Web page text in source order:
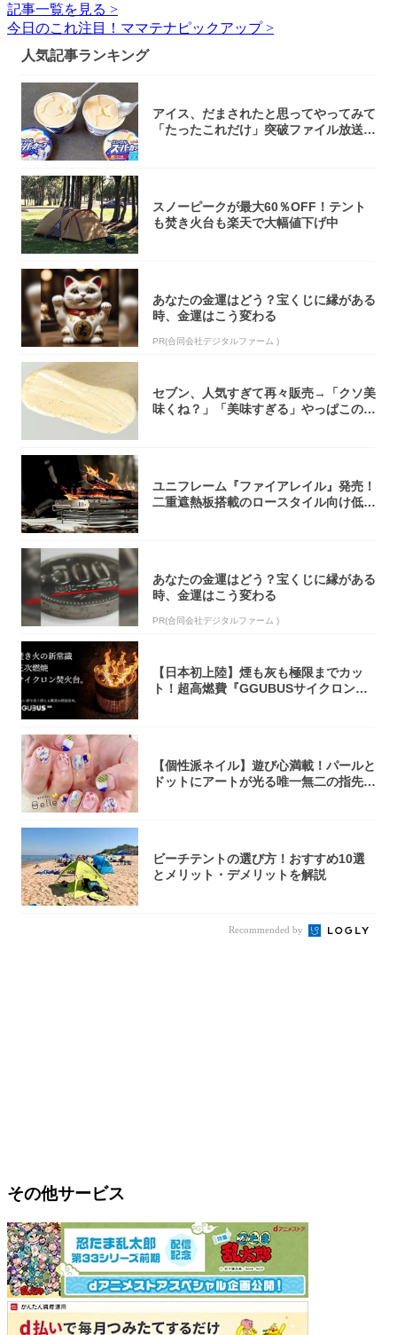
記事一覧を見る >
今日のこれ注目！ママテナピックアップ >
人気記事ランキング
アイス、だまされたと思ってやってみて
「たったこれだけ」突破ファイル放送で
スノーピークが最大60％OFF！テント
も焚き火台も楽天で大幅値下げ中
あなたの金運はどう？宝くじに縁がある
時、金運はこう変わる
PR(合同会社デジタルファーム )
セブン、人気すぎて再々販売→「クソ美
味くね？」「美味すぎる」やっぱこのク
ユニフレーム『ファイアレイル』発売！
二重遮熱板搭載のロースタイル向け低型
あなたの金運はどう？宝くじに縁がある
時、金運はこう変わる
PR(合同会社デジタルファーム )
【日本初上陸】煙も灰も極限までカッ
ト！超高燃費『GGUBUSサイクロン焚
【個性派ネイル】遊び心満載！パールと
ドットにアートが光る唯一無二の指先が
ビーチテントの選び方！おすすめ10選
とメリット・デメリットを解説
Recommended by
その他サービス